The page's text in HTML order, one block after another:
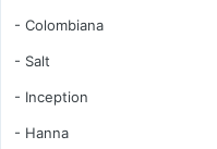
- Colombiana
- Salt
- Inception
- Hanna